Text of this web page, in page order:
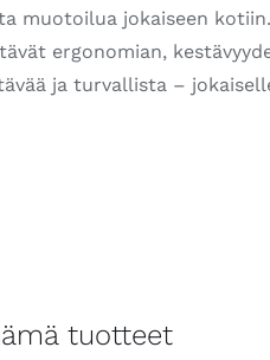
muotoilua jokaiseen
ergonomian,
ja turvallista –
tuotteet